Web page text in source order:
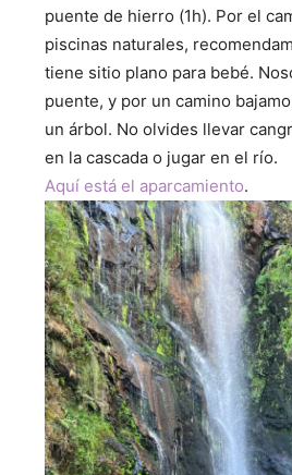
puente de hierro (1h). Por el
piscinas naturales,
tiene sitio plano para bebé.
puente, y por un camino
un árbol. No olvides llevar
en la cascada o jugar en el río.
Aquí está el aparcamiento.